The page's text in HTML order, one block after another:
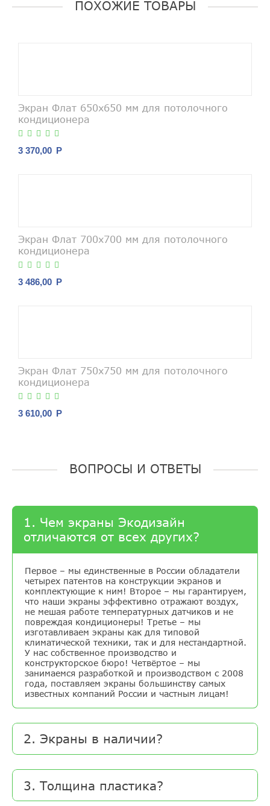
ПОХОЖИЕ ТОВАРЫ
Экран Флат 650х650 мм для потолочного
кондиционера
3 370,00 Р
Экран Флат 700х700 мм для потолочного
кондиционера
3 486,00 Р
Экран Флат 750х750 мм для потолочного
кондиционера
3 610,00 Р
ВОПРОСЫ И ОТВЕТЫ
1. Чем экраны Экодизайн
отличаются от всех других?
Первое – мы единственные в России обладатели
четырех патентов на конструкции экранов и
комплектующие к ним! Второе – мы гарантируем,
что наши экраны эффективно отражают воздух,
не мешая работе температурных датчиков и не
повреждая кондиционеры! Третье – мы
изготавливаем экраны как для типовой
климатической техники, так и для нестандартной.
У нас собственное производство и
конструкторское бюро! Четвёртое – мы
занимаемся разработкой и производством с 2008
года, поставляем экраны большинству самых
известных компаний России и частным лицам!
2. Экраны в наличии?
3. Толщина пластика?